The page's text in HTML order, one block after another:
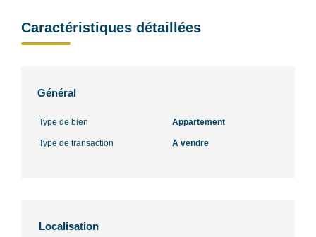
Caractéristiques détaillées
Général
Type de bien Appartement
Type de transaction A vendre
Localisation